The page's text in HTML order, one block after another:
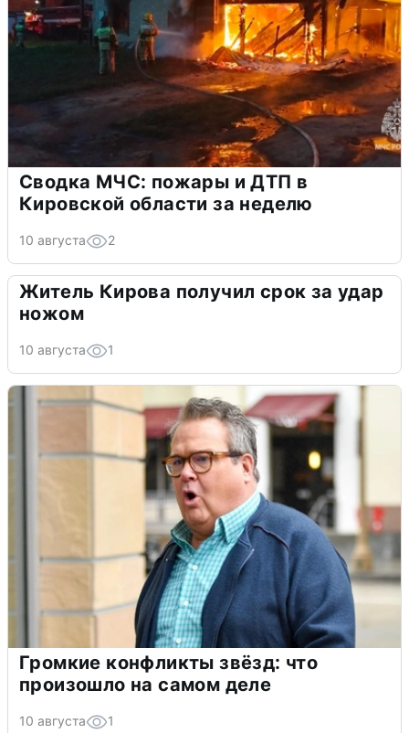
Сводка МЧС: пожары и ДТП в
Кировской области за неделю
10 августа 2
Житель Кирова получил срок за удар
ножом
10 августа 1
Громкие конфликты звёзд: что
произошло на самом деле
10 августа 1